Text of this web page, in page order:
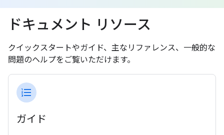
ドキュメント リソース
クイックスタートやガイド、主なリファレンス、一般的な
問題のヘルプをご覧いただけます。
format_list_numbered
ガイド